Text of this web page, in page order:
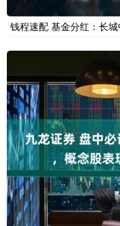
钱程速配 基金分红：长